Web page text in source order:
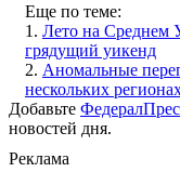
Еще по теме:
1. Лето на Среднем
грядущий уикенд
2. Аномальные
нескольких
Добавьте
новостей дня.
Реклама